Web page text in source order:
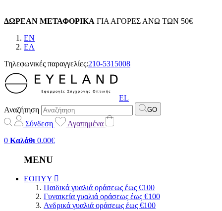
ΔΩΡΕΑΝ ΜΕΤΑΦΟΡΙΚΑ ΓΙΑ ΑΓΟΡΕΣ ΑΝΩ ΤΩΝ 50€
EN
EΛ
Τηλεφωνικές παραγγελίες:210-5315008
EL
Αναζήτηση
GO
Σύνδεση
Αγαπημένα
0 Καλάθι 0.00€
MENU
ΕΟΠΥΥ
Παιδικά γυαλιά οράσεως έως €100
Γυναικεία γυαλιά οράσεως έως €100
Ανδρικά γυαλιά οράσεως έως €100